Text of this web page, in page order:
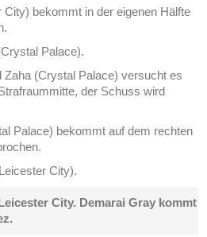
bekommt in der eigenen Hälfte
Palace).
Zaha (Crystal Palace) versucht es
der Schuss wird
Palace) bekommt auf dem rechten
City).
City. Demarai Gray kommt